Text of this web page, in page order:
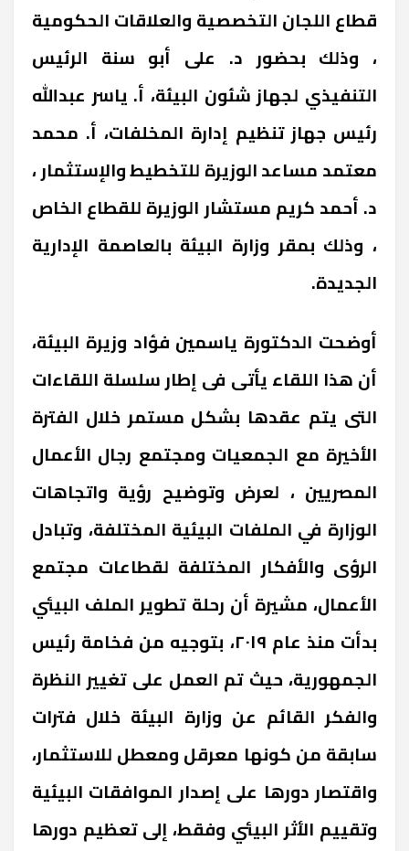
قطاع اللجان التخصصية والعلاقات الحكومية
، وذلك بحضور د. على أبو سنة الرئيس
التنفيذي لجهاز شئون البيئة، أ. ياسر عبدالله
رئيس جهاز تنظيم إدارة المخلفات، أ. محمد
معتمد مساعد الوزيرة للتخطيط والإستثمار ،
د. أحمد كريم مستشار الوزيرة للقطاع الخاص
، وذلك بمقر وزارة البيئة بالعاصمة الإدارية
الجديدة.
أوضحت الدكتورة ياسمين فؤاد وزيرة البيئة،
أن هذا اللقاء يأتى فى إطار سلسلة اللقاءات
التى يتم عقدها بشكل مستمر خلال الفترة
الأخيرة مع الجمعيات ومجتمع رجال الأعمال
المصريين ، لعرض وتوضيح رؤية واتجاهات
الوزارة في الملفات البيئية المختلفة، وتبادل
الرؤى والأفكار المختلفة لقطاعات مجتمع
الأعمال، مشيرة أن رحلة تطوير الملف البيئي
بدأت منذ عام ٢٠١٩، بتوجيه من فخامة رئيس
الجمهورية، حيث تم العمل على تغيير النظرة
والفكر القائم عن وزارة البيئة خلال فترات
سابقة من كونها معرقل ومعطل للاستثمار،
واقتصار دورها على إصدار الموافقات البيئية
وتقييم الأثر البيئي وفقط، إلى تعظيم دورها